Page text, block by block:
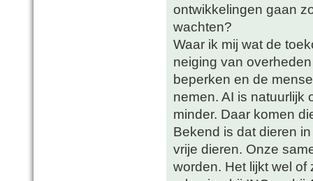
ontwikkelingen gaan
wachten?
Waar ik mij wat de
neiging van
beperken en de
nemen. AI is natuurlijk
minder. Daar komen
Bekend is dat dieren
vrije dieren. Onze
worden. Het lijkt wel